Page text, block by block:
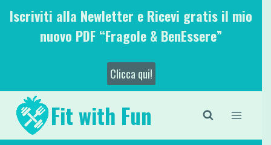
SaltaIscriviti alla Newletter e Ricevi gratis il mio
nuovo PDF “Fragole & BenEssere”
Clicca qui!
Fit with Fun